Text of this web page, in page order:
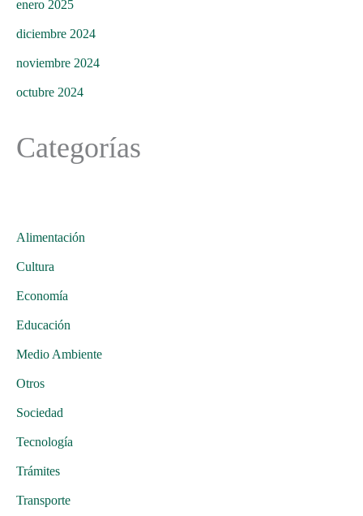
enero 2025
diciembre 2024
noviembre 2024
octubre 2024
Categorías
Alimentación
Cultura
Economía
Educación
Medio Ambiente
Otros
Sociedad
Tecnología
Trámites
Transporte